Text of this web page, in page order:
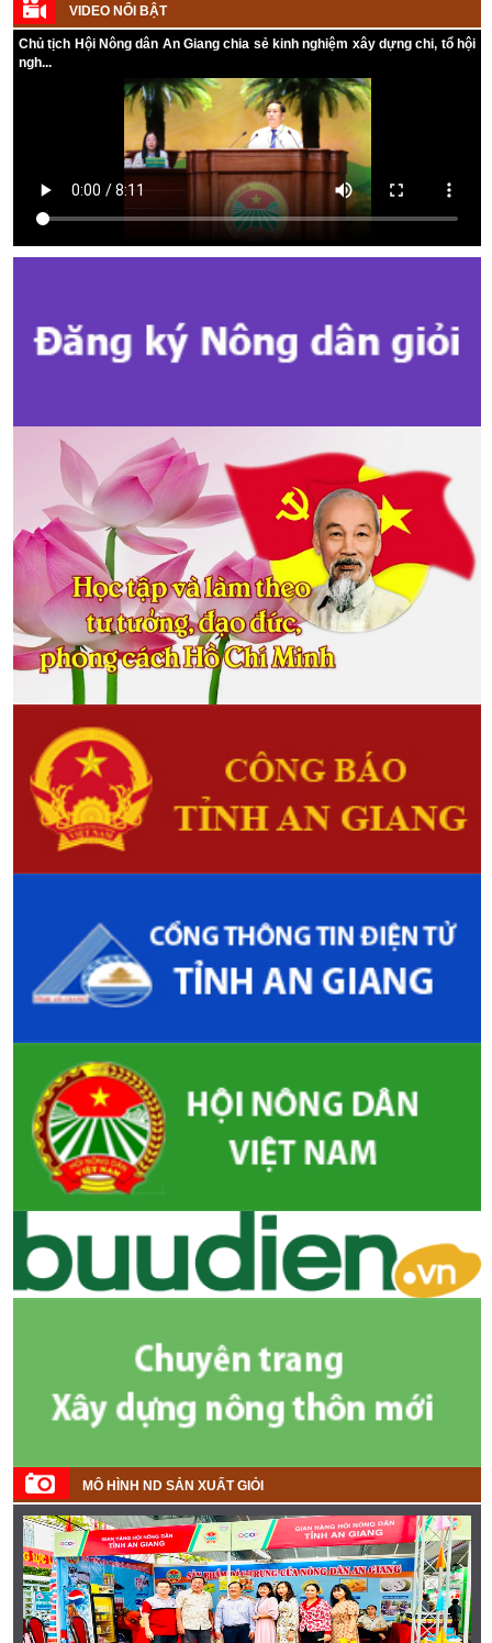
VIDEO NỔI BẬT
Chủ tịch Hội Nông dân An Giang chia sẻ kinh nghiệm xây dựng chi, tổ hội
ngh...
MÔ HÌNH ND SẢN XUẤT GIỎI